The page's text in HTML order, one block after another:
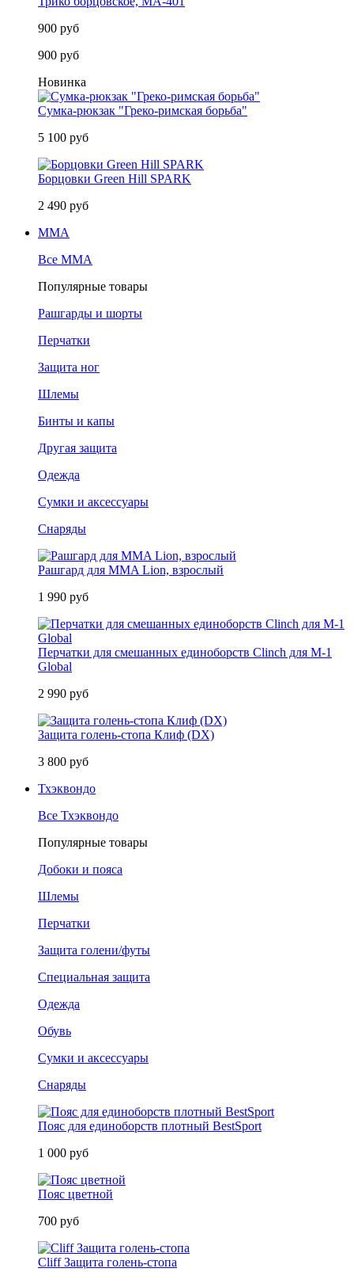
900 руб
900 руб
Новинка
Сумка-рюкзак "Греко-римская борьба"
5 100 руб
Борцовки Green Hill SPARK
2 490 руб
MMA
Все MMA
Популярные товары
Рашгарды и шорты
Перчатки
Защита ног
Шлемы
Бинты и капы
Другая защита
Одежда
Сумки и аксессуары
Снаряды
Рашгард для MMA Lion, взрослый
1 990 руб
Перчатки для смешанных единоборств Clinch для M-1
Global
2 990 руб
Защита голень-стопа Клиф (DX)
3 800 руб
Тхэквондо
Все Тхэквондо
Популярные товары
Добоки и пояса
Шлемы
Перчатки
Защита голени/футы
Специальная защита
Одежда
Обувь
Сумки и аксессуары
Снаряды
Пояс для единоборств плотный BestSport
1 000 руб
Пояс цветной
700 руб
Cliff Защита голень-стопа